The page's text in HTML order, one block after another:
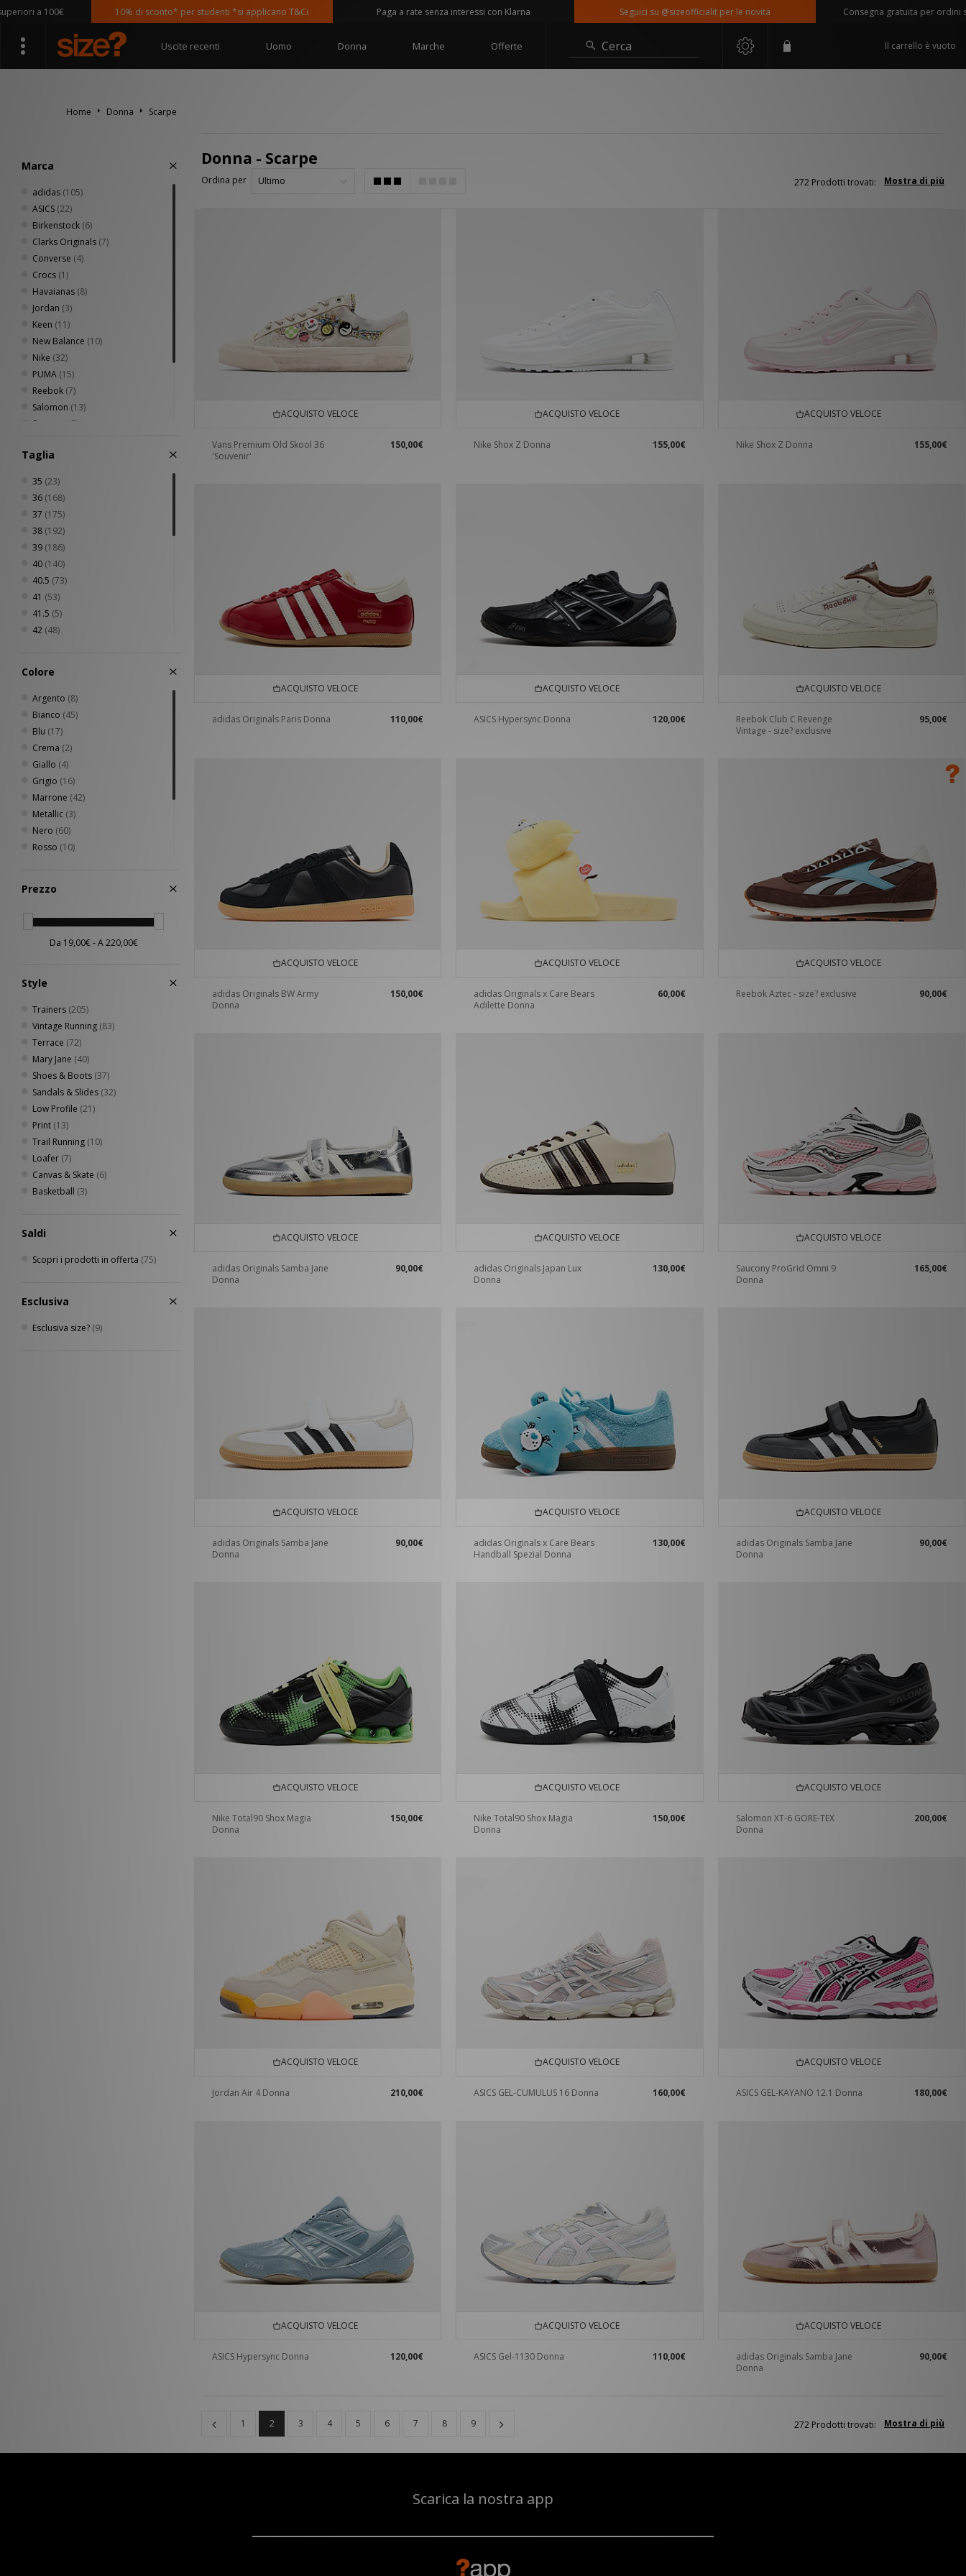
100€ 10% di sconto* per studenti *si applicano T&Ci Paga a rate senza interessi con Klarna Seguici su @sizeofficialit per le novità Consegna gratuita per ordini superiori
Uscite recenti Uomo Donna Marche Offerte Cerca Il carrello è vuoto
Home Donna Scarpe
Marca
adidas (105)
ASICS (22)
Birkenstock (6)
Clarks Originals (7)
Converse (4)
Crocs (1)
Havaianas (8)
Jordan (3)
Keen (11)
New Balance (10)
Nike (32)
PUMA (15)
Reebok (7)
Salomon (13)
Saucony
(5)
Timberland
Vans
(2)
Taglia
35 (23)
36 (168)
37 (175)
38 (192)
39 (186)
40 (140)
40.5 (73)
41 (53)
41.5 (5)
42 (48)
44(7)
44.5(9)
45(7)
45.5(2)
46(5)
46.5(3)
47(7)
35/36(4)
38 - 42(3)
40-42 (2)
42 - 46 (2)
37-39(1)
Colore
Argento (8)
Bianco (45)
Blu (17)
Crema (2)
Giallo (4)
Grigio (16)
Marrone (42)
Metallic (3)
Nero (60)
Rosso (10)
Rosa(26)
Arancione
Multicolor(2)
Prezzo
Style
Trainers (205)
Vintage Running (83)
Terrace (72)
Mary Jane (40)
Shoes & Boots (37)
Sandals & Slides (32)
Low Profile (21)
Print (13)
Trail Running (10)
Loafer (7)
Canvas & Skate (6)
Basketball (3)
Saldi
Scopri i prodotti in offerta (75)
Esclusiva
Esclusiva size? (9)
Donna - Scarpe
Ordina per Mostra di più
272 Prodotti trovati:
ACQUISTO VELOCE
Vans Premium Old Skool 36
'Souvenir'
150,00€
ACQUISTO VELOCE
Nike Shox Z Donna 155,00€
ACQUISTO VELOCE
Nike Shox Z Donna 155,00€
ACQUISTO VELOCE
adidas Originals Paris Donna 110,00€
ACQUISTO VELOCE
ASICS Hypersync Donna 120,00€
ACQUISTO VELOCE
Reebok Club C Revenge
Vintage - size? exclusive
95,00€
ACQUISTO VELOCE
adidas Originals BW Army
Donna
150,00€
ACQUISTO VELOCE
adidas Originals x Care Bears
Adilette Donna
60,00€
ACQUISTO VELOCE
Reebok Aztec - size? exclusive 90,00€
ACQUISTO VELOCE
adidas Originals Samba Jane
Donna
90,00€
ACQUISTO VELOCE
adidas Originals Japan Lux
Donna
130,00€
ACQUISTO VELOCE
Saucony ProGrid Omni 9
Donna
165,00€
ACQUISTO VELOCE
adidas Originals Samba Jane
Donna
90,00€
ACQUISTO VELOCE
adidas Originals x Care Bears
Handball Spezial Donna
130,00€
ACQUISTO VELOCE
adidas Originals Samba Jane
Donna
90,00€
ACQUISTO VELOCE
Nike Total90 Shox Magia
Donna
150,00€
ACQUISTO VELOCE
Nike Total90 Shox Magia
Donna
150,00€
ACQUISTO VELOCE
Salomon XT-6 GORE-TEX
Donna
200,00€
ACQUISTO VELOCE
Jordan Air 4 Donna 210,00€
ACQUISTO VELOCE
ASICS GEL-CUMULUS 16 Donna 160,00€
ACQUISTO VELOCE
ASICS GEL-KAYANO 12.1 Donna 180,00€
ACQUISTO VELOCE
ASICS Hypersync Donna 120,00€
ACQUISTO VELOCE
ASICS Gel-1130 Donna 110,00€
ACQUISTO VELOCE
adidas Originals Samba Jane
Donna
90,00€
1 2 3 4 5 6 7 8 9 Mostra di più
272 Prodotti trovati:
Scarica la nostra app